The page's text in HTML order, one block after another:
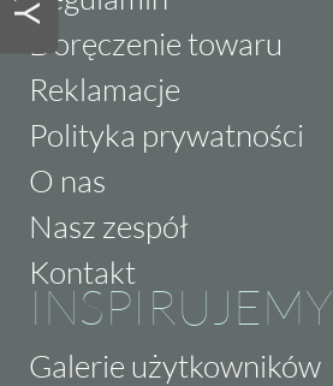
Doręczenie towaru
Reklamacje
Polityka prywatności
O nas
Nasz zespół
Kontakt
INSPIRUJEMY
Galerie użytkowników